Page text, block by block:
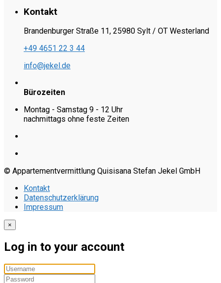
Kontakt
Brandenburger Straße 11, 25980 Sylt / OT Westerland
+49 4651 22 3 44
info@jekel.de
Bürozeiten
Montag - Samstag 9 - 12 Uhr
nachmittags ohne feste Zeiten
© Appartementvermittlung Quisisana Stefan Jekel GmbH
Kontakt
Datenschutzerklärung
Impressum
×
Log in to your account